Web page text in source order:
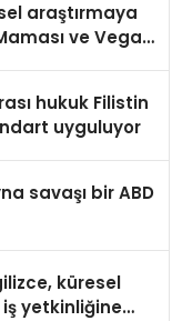
araştırmaya
ve Vegan
hukuk Filistin
uyguluyor
savaşı bir ABD
küresel
yetkinliğine